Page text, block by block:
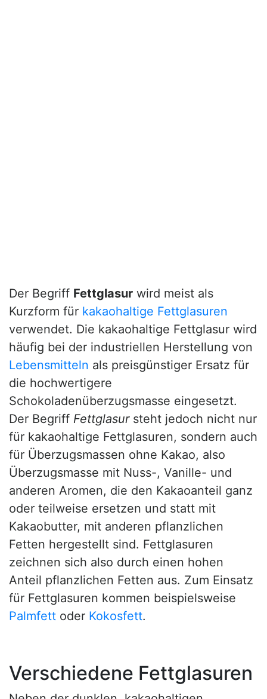
Der Begriff Fettglasur wird meist als
Kurzform für kakaohaltige Fettglasuren
verwendet. Die kakaohaltige Fettglasur wird
häufig bei der industriellen Herstellung von
Lebensmitteln als preisgünstiger Ersatz für
die hochwertigere
Schokoladenüberzugsmasse eingesetzt.
Der Begriff Fettglasursteht jedoch nicht nur
für kakaohaltige Fettglasuren, sondern auch
für Überzugsmassen ohne Kakao, also
Überzugsmasse mit Nuss-, Vanille- und
anderen Aromen, die den Kakaoanteil ganz
oder teilweise ersetzen und statt mit
Kakaobutter, mit anderen pflanzlichen
Fetten hergestellt sind. Fettglasuren
zeichnen sich also durch einen hohen
Anteil pflanzlichen Fetten aus. Zum Einsatz
für Fettglasuren kommen beispielsweise
Palmfett oder Kokosfett.
Verschiedene Fettglasuren